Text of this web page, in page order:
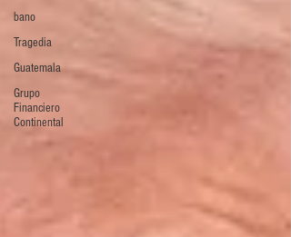
bano
Tragedia
Guatemala
Grupo
Financiero
Continental